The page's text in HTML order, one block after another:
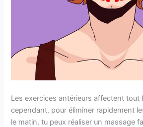
Les exercices antérieurs affectent tout
cependant, pour éliminer rapidement
le matin, tu peux réaliser un massage